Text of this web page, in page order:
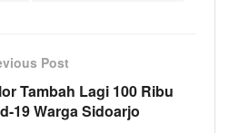
Post
Tambah Lagi 100 Ribu
19 Warga Sidoarjo